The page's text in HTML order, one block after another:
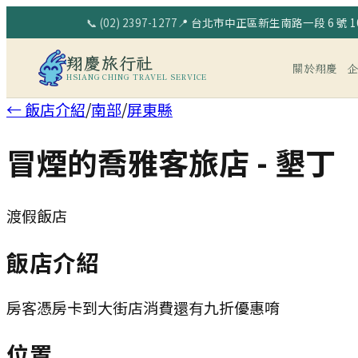
📞 (02) 2397-1277📍 台北市中正區新生南路一段 6 號
翔慶旅行社
HSIANG CHING TRAVEL SERVICE
關於翔慶
← 飯店介紹/南部/屏東縣
冒煙的喬雅客旅店 - 墾丁
渡假飯店
飯店介紹
房客憑房卡到大街店消費還有九折優惠唷